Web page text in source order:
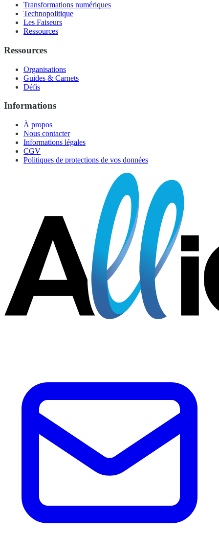
Transformations numériques
Technopolitique
Les Faiseurs
Ressources
Ressources
Organisations
Guides & Carnets
Défis
Informations
À propos
Nous contacter
Informations légales
CGV
Politiques de protections de vos données